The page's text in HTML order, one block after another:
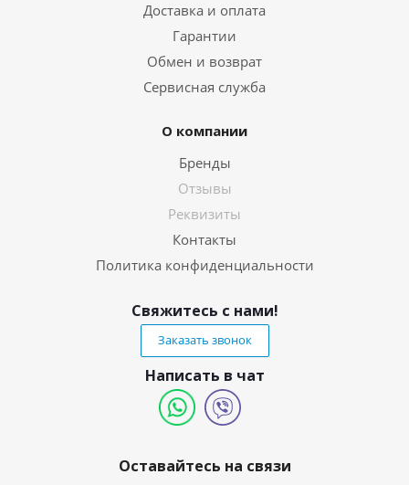
Доставка и оплата
Гарантии
Обмен и возврат
Сервисная служба
О компании
Бренды
Отзывы
Реквизиты
Контакты
Политика конфиденциальности
Свяжитесь с нами!
Заказать звонок
Написать в чат
Оставайтесь на связи